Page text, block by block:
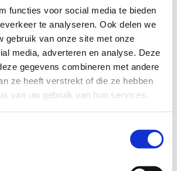
functies voor social media te bieden
te analyseren. Ook delen we
gebruik van onze site met onze
media, adverteren en analyse. Deze
gegevens combineren met andere
ze heeft verstrekt of die ze hebben
van uw gebruik van hun services.
bieden van emotionele steun. Bij
om het maken van een verschil in
Je hoeft overigens niet per se een
iedereen heeft zijn of haar eigen rol.”
Gezondheid Zuid-
het Leeratelier vestigde Lotte Coenen
Alliantie Positieve Gezondheid Zuid-